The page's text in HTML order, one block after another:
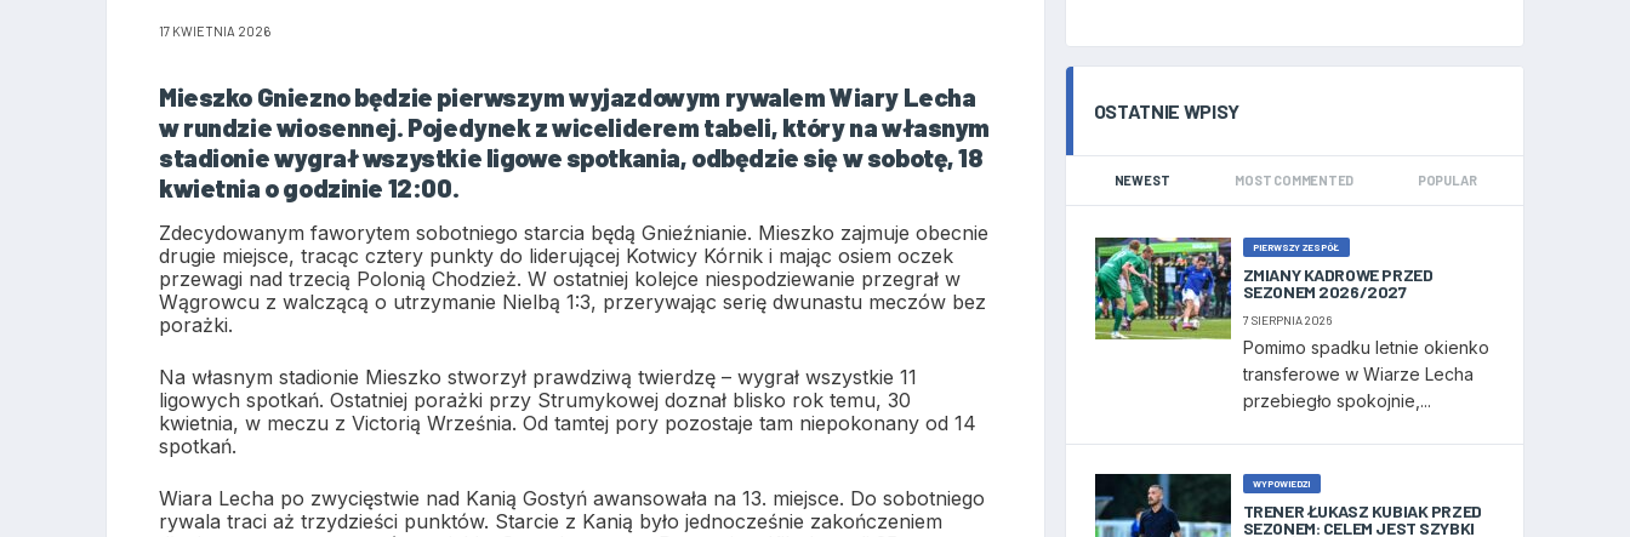
17 KWIETNIA 2026
Mieszko Gniezno będzie pierwszym wyjazdowym rywalem Wiary Lecha
w rundzie wiosennej. Pojedynek z wiceliderem tabeli, który na własnym
stadionie wygrał wszystkie ligowe spotkania, odbędzie się w sobotę, 18
kwietnia o godzinie 12:00.
Zdecydowanym faworytem sobotniego starcia będą Gnieźnianie. Mieszko zajmuje obecnie
drugie miejsce, tracąc cztery punkty do liderującej Kotwicy Kórnik i mając osiem oczek
przewagi nad trzecią Polonią Chodzież. W ostatniej kolejce niespodziewanie przegrał w
Wągrowcu z walczącą o utrzymanie Nielbą 1:3, przerywając serię dwunastu meczów bez
porażki.
Na własnym stadionie Mieszko stworzył prawdziwą twierdzę – wygrał wszystkie 11
ligowych spotkań. Ostatniej porażki przy Strumykowej doznał blisko rok temu, 30
kwietnia, w meczu z Victorią Września. Od tamtej pory pozostaje tam niepokonany od 14
spotkań.
Wiara Lecha po zwycięstwie nad Kanią Gostyń awansowała na 13. miejsce. Do sobotniego
rywala traci aż trzydzieści punktów. Starcie z Kanią było jednocześnie zakończeniem
OSTATNIE WPISY
NEWEST MOST COMMENTED POPULAR
PIERWSZY ZESPÓŁ
ZMIANY KADROWE PRZED
SEZONEM 2026/2027
7 SIERPNIA 2026
Pomimo spadku letnie okienko
transferowe w Wiarze Lecha
przebiegło spokojnie,...
WYPOWIEDZI
TRENER ŁUKASZ KUBIAK PRZED
SEZONEM: CELEM JEST SZYBKI